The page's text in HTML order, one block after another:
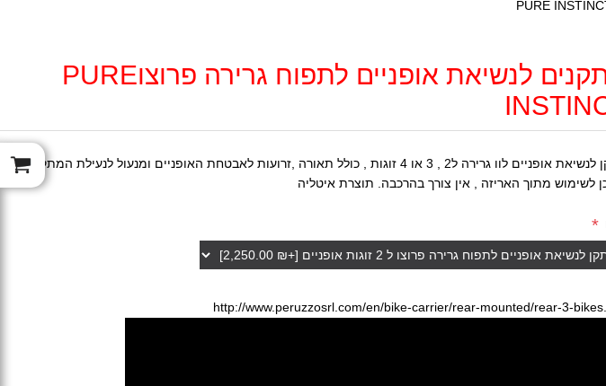
מתקנים לנשיאת אופניים לתפוח גרירה פרוצוPURE
מתקן לנשיאת אופניים לוו גרירה ל2 , 3 או 4 זוגות , כולל תאורה ,זרועות לאבטחת האופניים ומנעול לנעילת המתקן לרכב
לשימוש מתוך האריזה , אין צורך בהרכבה. תוצרת איטליה
*
http://www.peruzzosrl.com/en/bike-carrier/rear-mounted/rear-3-